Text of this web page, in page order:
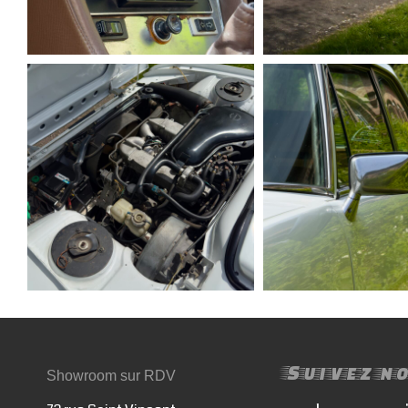
Showroom sur RDV Suivez